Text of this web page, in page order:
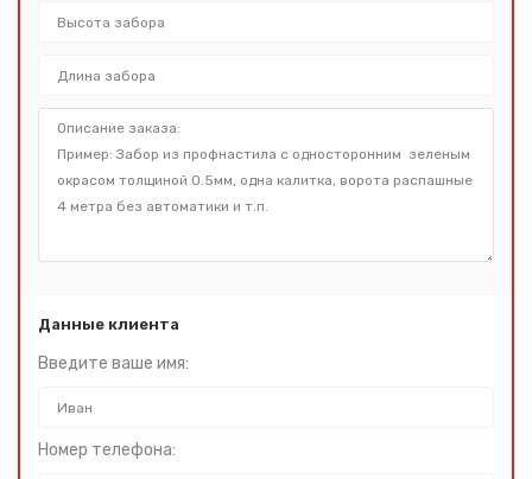
Данные клиента
Введите ваше имя:
Номер телефона: